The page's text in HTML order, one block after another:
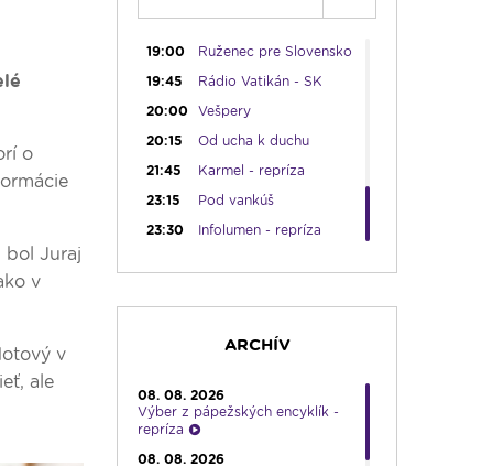
o
bol Juraj
v
v
ale
18:00
19:00
Ruženec pre Slovensko
19:45
Rádio Vatikán - SK
20:00
Vešpery
20:15
Od ucha k duchu
21:45
Karmel - repríza
23:15
Pod vankúš
23:30
Infolumen - repríza
ARCHÍV
08. 08. 2026
Výber z pápežských encyklík -
repríza
08. 08. 2026